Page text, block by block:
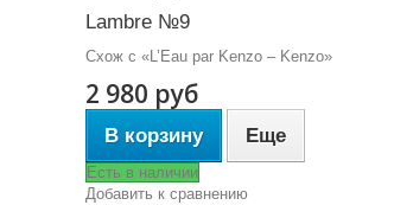
Lambre №9
Схож с «L’Eau par Kenzo – Kenzo»
2 980 руб
В корзину Еще
Есть в наличии
Добавить к сравнению